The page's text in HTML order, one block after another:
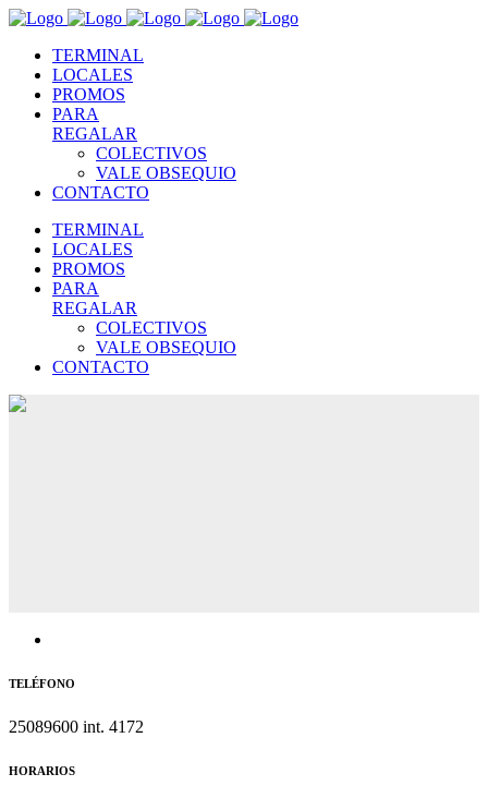
TERMINAL
LOCALES
PROMOS
PARA
REGALAR
COLECTIVOS
VALE OBSEQUIO
CONTACTO
TERMINAL
LOCALES
PROMOS
PARA
REGALAR
COLECTIVOS
VALE OBSEQUIO
CONTACTO
TELÉFONO
25089600 int. 4172
HORARIOS